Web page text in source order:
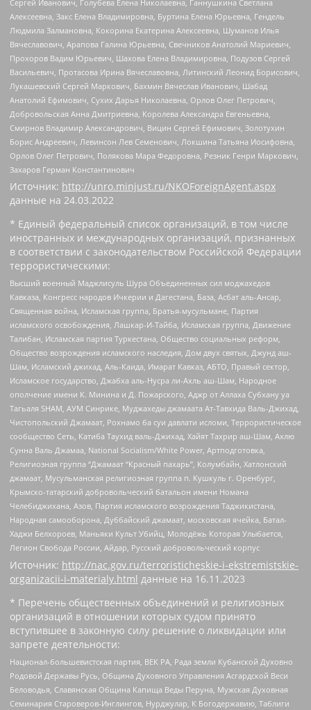
Сергей Иванович, Голубева Елена Николаевна, Ганнушкина Светлана
Алексеевна, Закс Елена Владимировна, Буртина Елена Юрьевна, Гендель
Людмила Залмановна, Кокорина Екатерина Алексеевна, Шуманов Илья
Вячеславович, Арапова Галина Юрьевна, Свечников Анатолий Мариевич,
Прохоров Вадим Юрьевич, Шахова Елена Владимировна, Подузов Сергей
Васильевич, Протасова Ирина Вячеславовна, Литинский Леонид Борисович,
Лукашевский Сергей Маркович, Бахмин Вячеслав Иванович, Шабад
Анатолий Ефимович, Сухих Дарья Николаевна, Орлов Олег Петрович,
Добровольская Анна Дмитриевна, Королева Александра Евгеньевна,
Смирнов Владимир Александрович, Вицин Сергей Ефимович, Золотухин
Борис Андреевич, Левинсон Лев Семенович, Локшина Татьяна Иосифовна,
Орлов Олег Петрович, Полякова Мара Федоровна, Резник Генри Маркович,
Захаров Герман Константинович
Источник: http://unro.minjust.ru/NKOForeignAgent.aspx
данные на 24.03.2022
* Единый федеральный список организаций, в том числе
иностранных и международных организаций, признанных
в соответствии с законодательством Российской Федерации
террористическими:
Высший военный Маджлисуль Шура Объединенных сил моджахедов
Кавказа, Конгресс народов Ичкерии и Дагестана, База, Асбат аль-Ансар,
Священная война, Исламская группа, Братья-мусульмане, Партия
исламского освобождения, Лашкар-И-Тайба, Исламская группа, Движение
Талибан, Исламская партия Туркестана, Общество социальных реформ,
Общество возрождения исламского наследия, Дом двух святых, Джунд аш-
Шам, Исламский джихад, Аль-Каида, Имарат Кавказ, АБТО, Правый сектор,
Исламское государство, Джабха аль-Нусра ли-Ахль аш-Шам, Народное
ополчение имени К. Минина и Д. Пожарского, Аджр от Аллаха Субхану уа
Тагьаля SHAM, АУМ Синрике, Муджахеды джамаата Ат-Тавхида Валь-Джихад,
Чистопольский Джамаат, Рохнамо ба суи давлати исломи, Террористическое
сообщество Сеть, Катиба Таухид валь-Джихад, Хайят Тахрир аш-Шам, Ахлю
Сунна Валь Джамаа, National Socialism/White Power, Артподготовка,
Религиозная группа “Джамаат “Красный пахарь”, Колумбайн, Хатлонский
джамаат, Мусульманская религиозная группа п. Кушкуль г. Оренбург,
Крымско-татарский добровольческий батальон имени Номана
Челебиджихана, Азов, Партия исламского возрождения Таджикистана,
Народная самооборона, Дуббайский джамаат, московская ячейка, Батал-
Хаджи Белхороев, Маньяки Культ Убийц, Молодёжь Которая Улыбается,
Легион Свобода России, Айдар, Русский добровольческий корпус
Источник: http://nac.gov.ru/terroristicheskie-i-ekstremistskie-
organizacii-i-materialy.html данные на 16.11.2023
* Перечень общественных объединений и религиозных
организаций в отношении которых судом принято
вступившее в законную силу решение о ликвидации или
запрете деятельности:
Национал-большевистская партия, ВЕК РА, Рада земли Кубанской Духовно
Родовой Державы Русь, Община Духовного Управления Асгардской Веси
Беловодья, Славянская Община Капища Веды Перуна, Мужская Духовная
Семинария Староверов-Инглингов, Нурджулар, К Богодержавию, Таблиги